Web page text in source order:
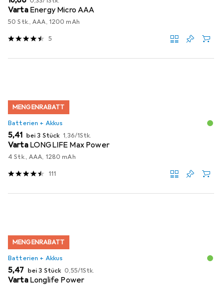
Varta Energy Micro AAA
50 Stk., AAA, 1200 mAh
5
MENGENRABATT
Batterien + Akkus
EUR
5,41 bei 3 Stück EUR
1,36/1Stk.
Varta LONGLIFE Max Power
4 Stk., AAA, 1280 mAh
111
MENGENRABATT
Batterien + Akkus
EUR
5,47 bei 3 Stück EUR
0,55/1Stk.
Varta Longlife Power